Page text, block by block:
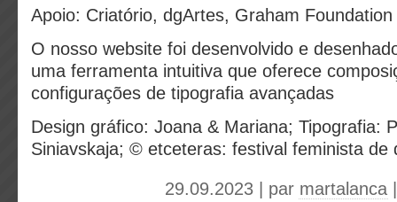
Apoio: Criatório, dgArtes, Graham
O nosso website foi desenvolvido e
uma ferramenta intuitiva que oferece
configurações de tipografia avançadas
Design gráfico: Joana & Mariana; Tipografia:
Siniavskaja; © etceteras: festival feminista de
29.09.2023 | par martalanca